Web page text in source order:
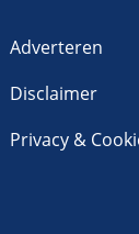
Adverteren
Disclaimer
Privacy &